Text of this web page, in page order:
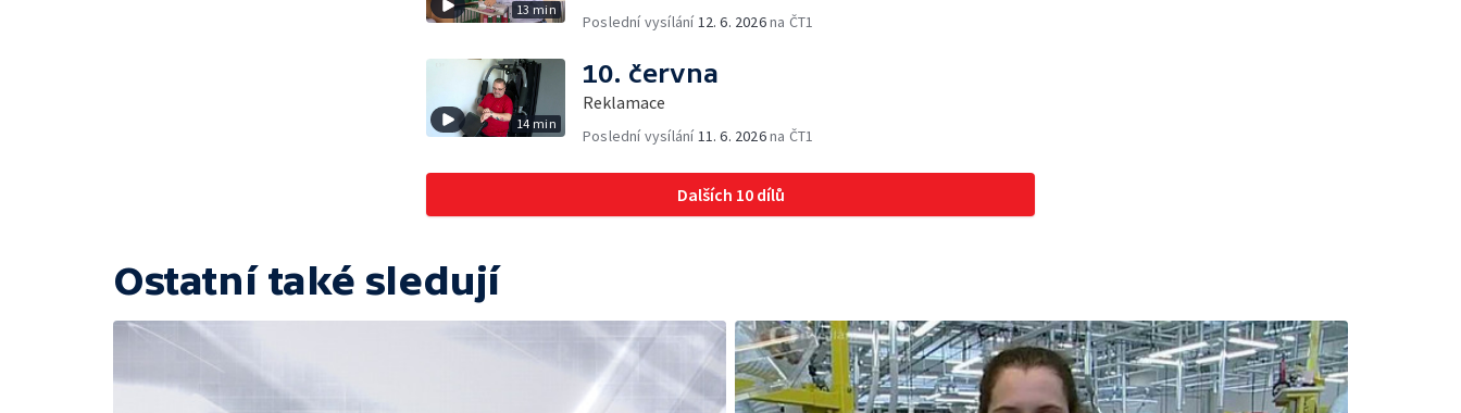
13 min
Poslední vysílání12. 6. 2026na ČT1
14 min
10. června
Reklamace
Poslední vysílání11. 6. 2026na ČT1
Dalších 10 dílů
Ostatní také sledují